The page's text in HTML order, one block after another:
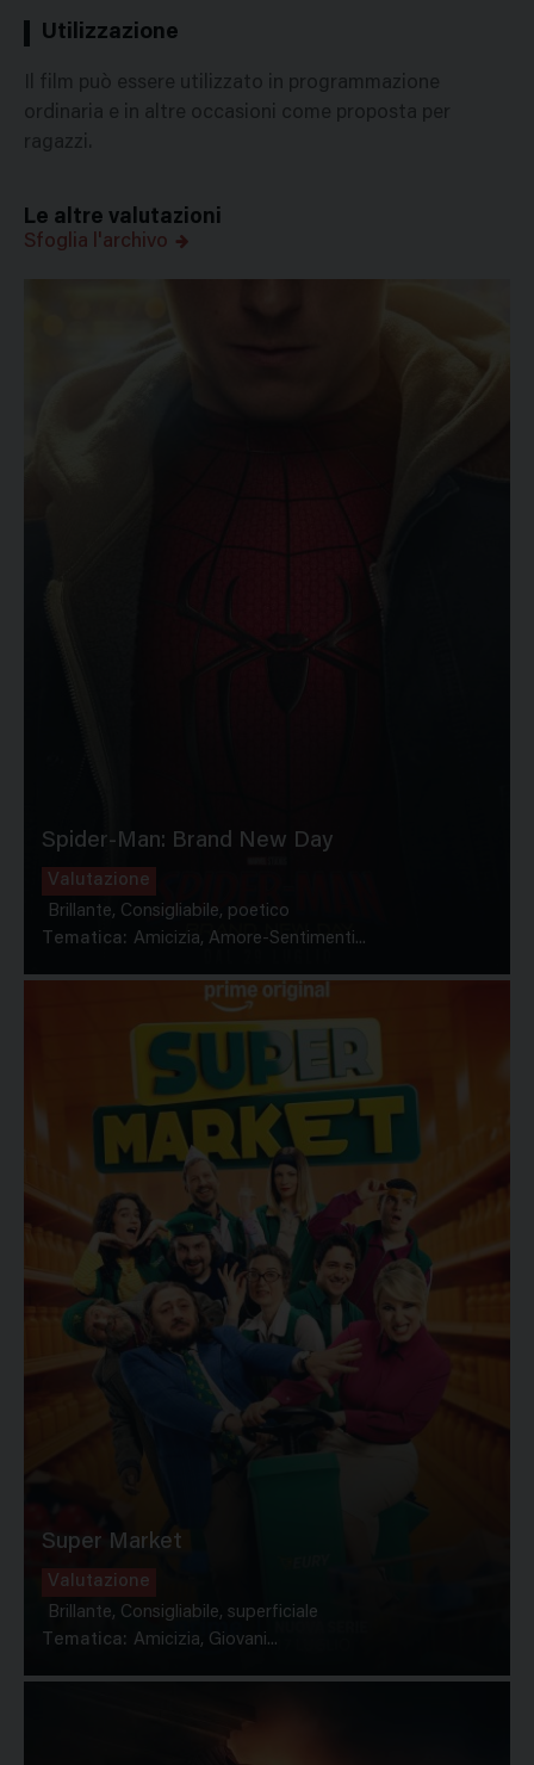
Utilizzazione
Il film può essere utilizzato in programmazione
ordinaria e in altre occasioni come proposta per
ragazzi.
Le altre valutazioni
Sfoglia l'archivo
Spider-Man: Brand New Day
Valutazione
Brillante, Consigliabile, poetico
Tematica: Amicizia, Amore-Sentimenti...
Super Market
Valutazione
Brillante, Consigliabile, superficiale
Tematica: Amicizia, Giovani...